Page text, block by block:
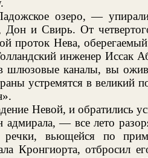
озеро, —
и Свирь. От
проток Нева,
инженер Иссак
шлюзовые каналы, вы
устремятся в великий
Невой, и обратились
— все лето
речки, вьющейся по
Кронгиорта, отбросил